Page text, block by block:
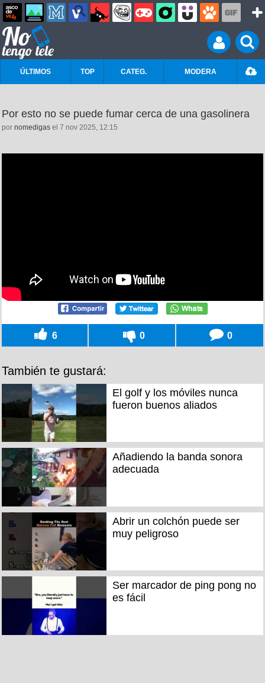
ÚLTIMOS TOP CATEG. MODERA
Por esto no se puede fumar cerca de una gasolinera
por nomedigas el 7 nov 2025, 12:15
6 0 0
También te gustará:
El golf y los móviles nunca
fueron buenos aliados
Añadiendo la banda sonora
adecuada
Abrir un colchón puede ser
muy peligroso
Ser marcador de ping pong no
es fácil